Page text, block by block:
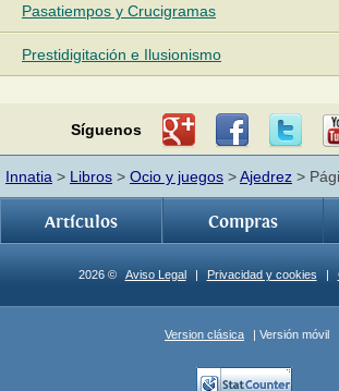
Pasatiempos y Crucigramas
Prestidigitación e Ilusionismo
Síguenos
Innatia > Libros > Ocio y juegos >Ajedrez >
Artículos Compras
2026 © Aviso Legal | Privacidad y cookies |
Version clásica | Versión móvil